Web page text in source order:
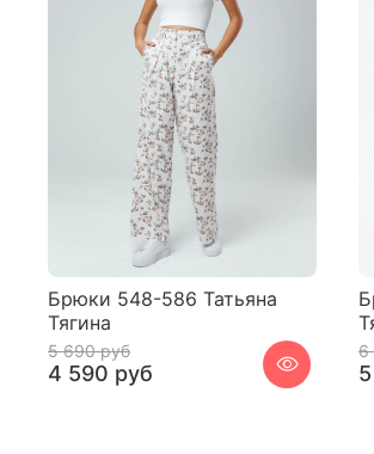
Брюки 548-586 Татьяна
Тягина
5 690 руб
4 590 руб
6